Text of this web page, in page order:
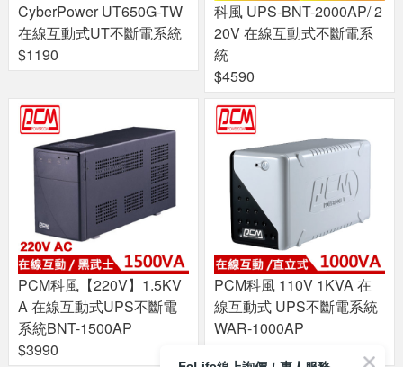
CyberPower UT650G-TW
在線互動式UT不斷電系統
$1190
科風 UPS-BNT-2000AP/ 2
20V 在線互動式不斷電系
統
$4590
PCM科風【220V】1.5KV
A 在線互動式UPS不斷電
系統BNT-1500AP
$3990
PCM科風 110V 1KVA 在
線互動式 UPS不斷電系統
WAR-1000AP
$2190